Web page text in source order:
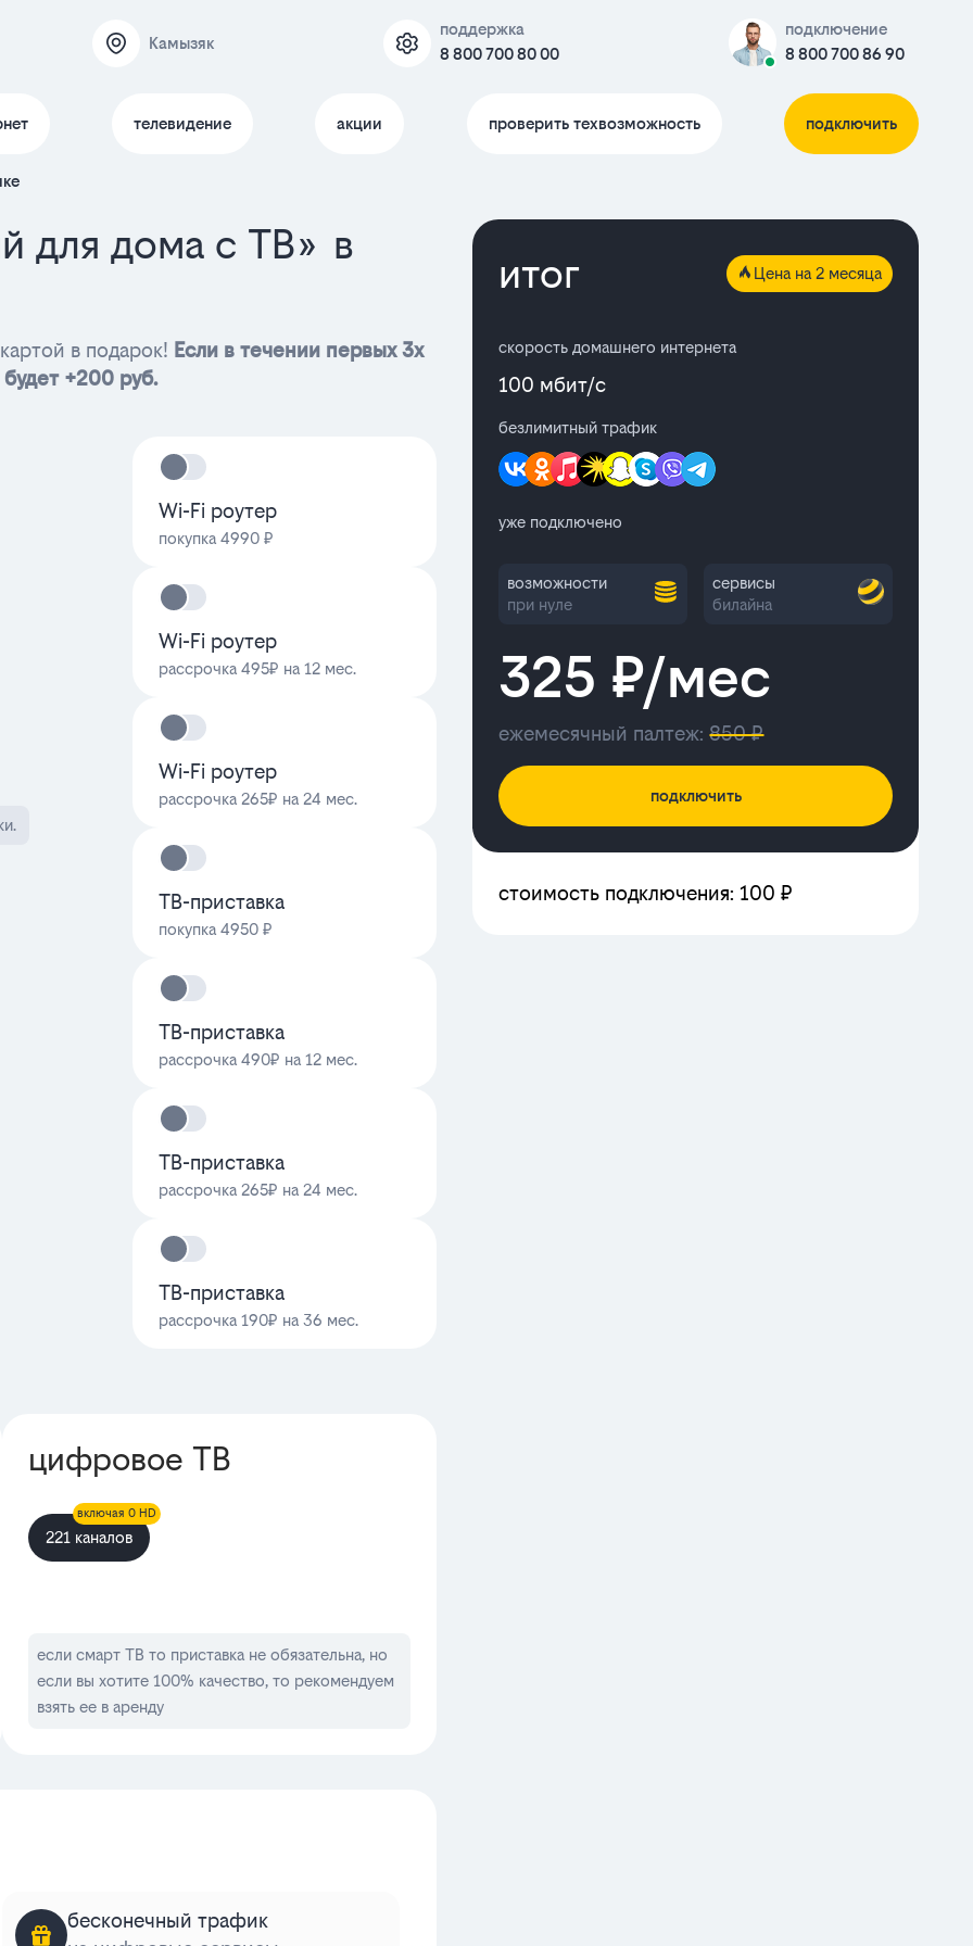
Камызяк
поддержка
8 800 700 80 00
подключение
8 800 700 86 90
телевидение акции проверить техвозможность подключить
для дома с ТВ» в
в подарок! Если в течении первых 3х
+200 руб.
Wi-Fi роутер
покупка 4990 ₽
Wi-Fi роутер
рассрочка 495₽ на 12 мес.
Wi-Fi роутер
рассрочка 265₽ на 24 мес.
ТВ-приставка
покупка 4950 ₽
ТВ-приставка
рассрочка 490₽ на 12 мес.
ТВ-приставка
рассрочка 265₽ на 24 мес.
ТВ-приставка
рассрочка 190₽ на 36 мес.
цифровое ТВ
221 каналов
включая 0 HD
если смарт ТВ то приставка не обязательна, но
если вы хотите 100% качество, то рекомендуем
взять ее в аренду
бесконечный трафик
итог Цена на 2 месяца
скорость домашнего интернета
100 мбит/с
безлимитный трафик
уже подключено
возможности
при нуле
сервисы
билайна
325 ₽/мес
ежемесячный палтеж:850 ₽
подключить
стоимость подключения: 100 ₽